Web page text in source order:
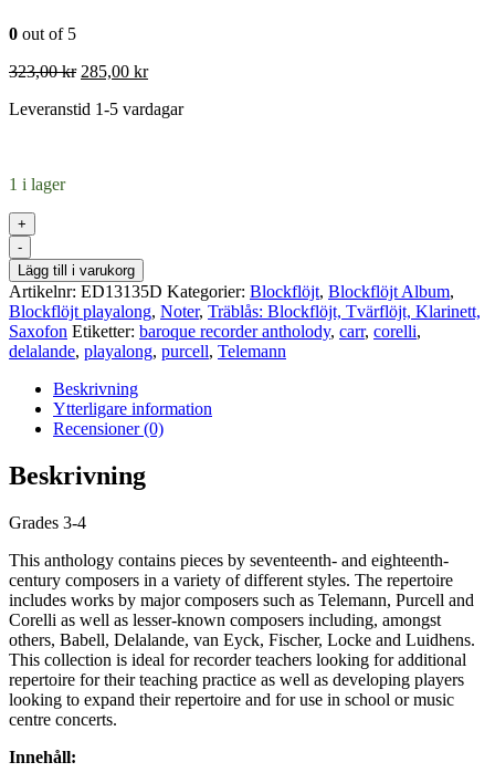
0 out of 5
323,00kr Det
priset
285,00 krDet
priset
Leveranstid 1-5 vardagar
1 i lager
+
-
Lägg till i varukorg
Artikelnr: ED13135D Kategorier: Blockflöjt, Blockflöjt Album,
Blockflöjt playalong, Noter, Träblås: Blockflöjt, Tvärflöjt, Klarinett,
Saxofon Etiketter: baroque recorder antholody, carr, corelli,
delalande, playalong, purcell, Telemann
Beskrivning
Ytterligare information
Recensioner (0)
Beskrivning
Grades 3-4
This anthology contains pieces by seventeenth- and eighteenth-
century composers in a variety of different styles. The repertoire
includes works by major composers such as Telemann, Purcell and
Corelli as well as lesser-known composers including, amongst
others, Babell, Delalande, van Eyck, Fischer, Locke and Luidhens.
This collection is ideal for recorder teachers looking for additional
repertoire for their teaching practice as well as developing players
looking to expand their repertoire and for use in school or music
centre concerts.
Innehåll: